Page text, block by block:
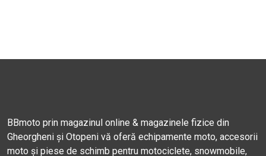
BBmoto prin magazinul online & magazinele fizice din
Gheorgheni și Otopeni vă oferă echipamente moto, accesorii
moto și piese de schimb pentru motociclete, snowmobile,